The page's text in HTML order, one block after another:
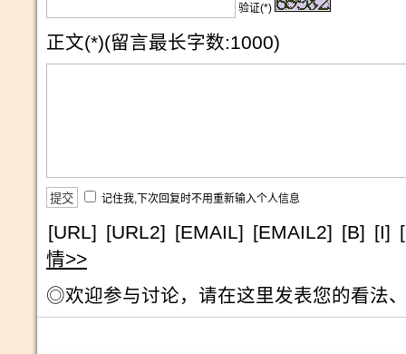
验证(*)
正文(*)(留言最长字数:1000)
记住我,下次回复时不用重新输入个人信息
[URL] [URL2] [EMAIL] [EMAIL2] [B] [I]
情>>
◎欢迎参与讨论，请在这里发表您的看法